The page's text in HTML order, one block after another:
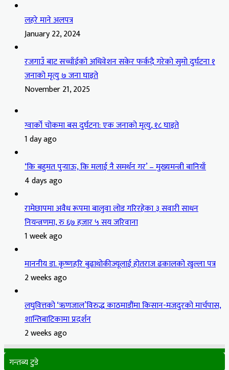
लहरे माने अलपत्र
January 22, 2024
रजगाउँ बाट सच्चाँईको अधिवेशन सकेर फर्कदै गरेको सुमो दुर्घटना १
जनाको मृत्यु ७ जना घाइते
November 21, 2025
ग्वार्को चोकमा बस दुर्घटना: एक जनाको मृत्यु, १८ घाइते
1 day ago
‘कि बहुमत पुर्‍याऊ, कि मलाई नै समर्थन गर’ – मुख्यमन्त्री बानियाँ
4 days ago
रामेछापमा अवैध रूपमा बालुवा लोड गरिरहेका ३ सवारी साधन
नियन्त्रणमा, रु ६७ हजार ५ सय जरिवाना
1 week ago
माननीय डा. कृष्णहरि बुढाथोकीज्यूलाई होतराज ढकालको खुल्ला पत्र
2 weeks ago
लघुवित्तको ‘ऋणजाल’विरुद्ध काठमाडौंमा किसान-मजदुरको मार्चपास,
शान्तिबाटिकामा प्रदर्शन
2 weeks ago
गन्तब्य टुडे